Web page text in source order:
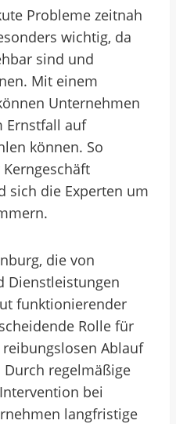
Probleme zeitnah
wichtig, da
sind und
Mit einem
Unternehmen
Ernstfall auf
können. So
sich die Experten um
die von
Dienstleistungen
funktionierender
Rolle für
Ablauf
regelmäßige
bei
langfristige